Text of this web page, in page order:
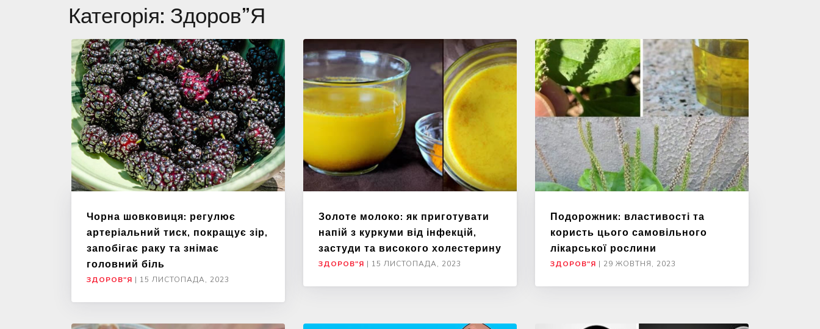
Категорія: Здоров”я
Чорна шовковиця: регулює
артеріальний тиск, покращує зір,
запобігає раку та знімає
головний біль
ЗДОРОВ"Я | 15 ЛИСТОПАДА, 2023
Золоте молоко: як приготувати
напій з куркуми від інфекцій,
застуди та високого холестерину
ЗДОРОВ"Я | 15 ЛИСТОПАДА, 2023
Подорожник: властивості та
користь цього самовільного
лікарської рослини
ЗДОРОВ"Я | 29 ЖОВТНЯ, 2023